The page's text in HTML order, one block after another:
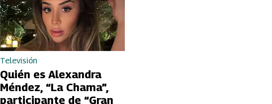
Televisión
Quién es Alexandra
Méndez, “La Chama”,
participante de “Gran